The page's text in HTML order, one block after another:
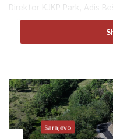
Direktor KJKP Park, Adis
odlične rezultate.
mi dobili jeste da su
školski pribor. Rezultati
toga. Svake naredne
bazar u septembru u
Sarajevo